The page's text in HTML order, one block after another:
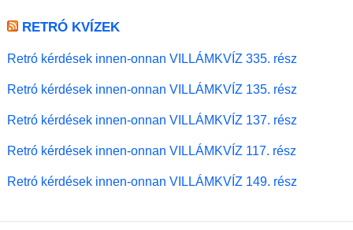
RETRÓ KVÍZEK
Retró kérdések innen-onnan VILLÁMKVÍZ 335. rész
Retró kérdések innen-onnan VILLÁMKVÍZ 135. rész
Retró kérdések innen-onnan VILLÁMKVÍZ 137. rész
Retró kérdések innen-onnan VILLÁMKVÍZ 117. rész
Retró kérdések innen-onnan VILLÁMKVÍZ 149. rész